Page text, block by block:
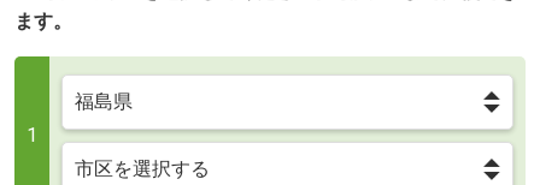
ます。
1